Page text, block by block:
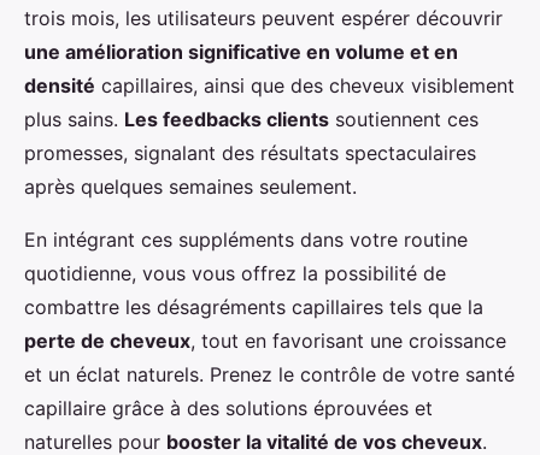
trois mois, les utilisateurs peuvent espérer découvrir
une amélioration significative en volume et en
densité capillaires, ainsi que des cheveux visiblement
plus sains. Les feedbacks clients soutiennent ces
promesses, signalant des résultats spectaculaires
après quelques semaines seulement.
En intégrant ces suppléments dans votre routine
quotidienne, vous vous offrez la possibilité de
combattre les désagréments capillaires tels que la
perte de cheveux, tout en favorisant une croissance
et un éclat naturels. Prenez le contrôle de votre santé
capillaire grâce à des solutions éprouvées et
naturelles pour booster la vitalité de vos cheveux.